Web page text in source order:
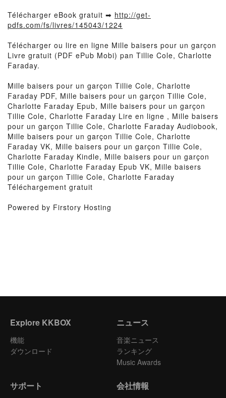
Télécharger eBook gratuit ➡ http://get-
pdfs.com/fs/livres/145043/1224
Télécharger ou lire en ligne Mille baisers pour un garçon
Livre gratuit (PDF ePub Mobi) pan Tillie Cole, Charlotte
Faraday.
Mille baisers pour un garçon Tillie Cole, Charlotte
Faraday PDF, Mille baisers pour un garçon Tillie Cole,
Charlotte Faraday Epub, Mille baisers pour un garçon
Tillie Cole, Charlotte Faraday Lire en ligne , Mille baisers
pour un garçon Tillie Cole, Charlotte Faraday Audiobook,
Mille baisers pour un garçon Tillie Cole, Charlotte
Faraday VK, Mille baisers pour un garçon Tillie Cole,
Charlotte Faraday Kindle, Mille baisers pour un garçon
Tillie Cole, Charlotte Faraday Epub VK, Mille baisers
pour un garçon Tillie Cole, Charlotte Faraday
Téléchargement gratuit
Powered by Firstory Hosting
Explore KKBOX
機能
ダウンロード
ニュース
音楽ニュース
ランキング
Music Awards
サポート 会社情報